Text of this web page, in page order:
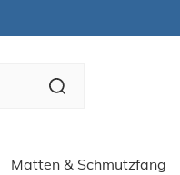
Matten & Schmutzfang